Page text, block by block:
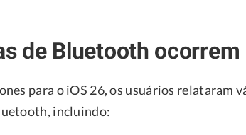
de Bluetooth ocorrem
para o iOS 26, os usuários relataram
incluindo: